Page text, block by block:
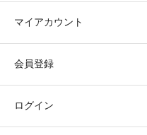
マイアカウント
会員登録
ログイン